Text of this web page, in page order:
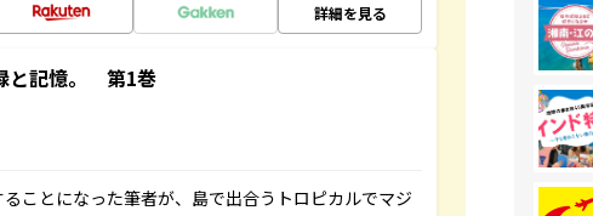
詳細を見る
と記憶。 第1巻
ことになった筆者が、島で出合うトロピカルでマジ